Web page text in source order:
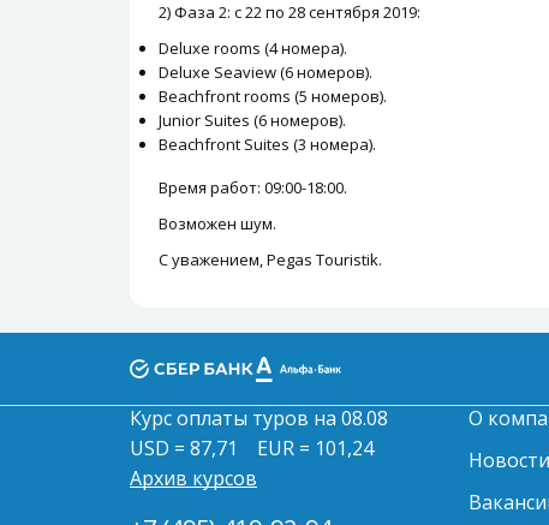
2) Фаза 2: с 22 по 28 сентября 2019:
Deluxe rooms (4 номера).
Deluxe Seaview (6 номеров).
Beachfront rooms (5 номеров).
Junior Suites (6 номеров).
Beachfront Suites (3 номера).
Время работ: 09:00-18:00.
Возможен шум.
С уважением, Pegas Touristik.
Курс оплаты туров на 08.08
USD = 87,71
EUR = 101,24
Архив курсов
О
Новости